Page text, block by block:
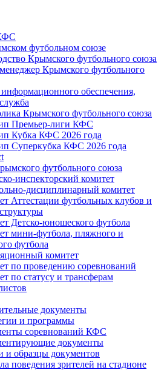
футбольном союзе
Крымского футбольного союза
Крымского футбольного
обеспечения,
Крымского футбольного союза
Премьер-лиги КФС
Кубка КФС 2026 года
Суперкубка КФС 2026 года
футбольного союза
инспекторский комитет
дисциплинарный комитет
Аттестации футбольных клубов и
Детско-юношеского футбола
мини-футбола, пляжного и
футбола
комитет
по проведению соревнований
по статусу и трансферам
документы
и программы
соревнований КФС
документы
и образцы документов
поведения зрителей на стадионе